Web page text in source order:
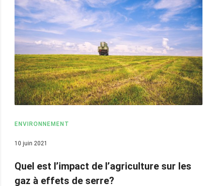
ENVIRONNEMENT
10 juin 2021
Quel est l’impact de l’agriculture sur les
gaz à effets de serre?